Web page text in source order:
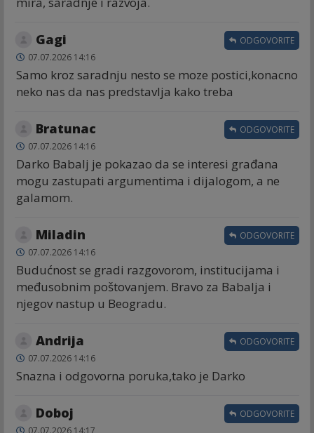
Gagi
07.07.2026 14:16
Samo kroz saradnju nesto se moze postici,konacno
neko nas da nas predstavlja kako treba
ODGOVORITE
Bratunac
07.07.2026 14:16
Darko Babalj je pokazao da se interesi građana
mogu zastupati argumentima i dijalogom, a ne
galamom.
ODGOVORITE
Miladin
07.07.2026 14:16
Budućnost se gradi razgovorom, institucijama i
međusobnim poštovanjem. Bravo za Babalja i
njegov nastup u Beogradu.
ODGOVORITE
Andrija
07.07.2026 14:16
Snazna i odgovorna poruka,tako je Darko
ODGOVORITE
Doboj ODGOVORITE